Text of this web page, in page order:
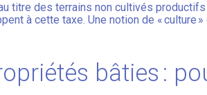
titre des terrains non cultivés
à cette taxe. Une notion de «
bâties :